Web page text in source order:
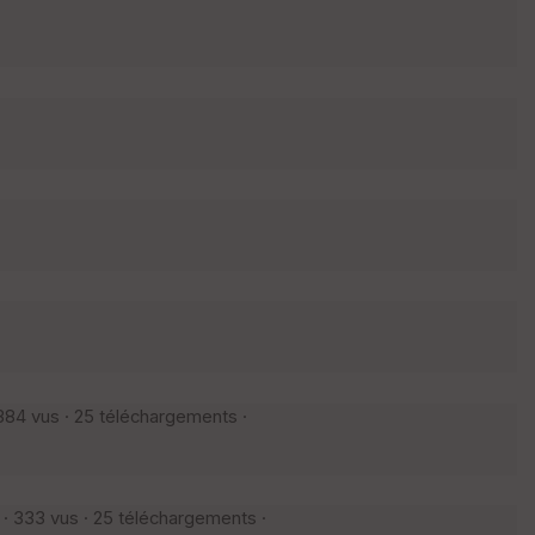
vus · 25 téléchargements ·
333 vus · 25 téléchargements ·